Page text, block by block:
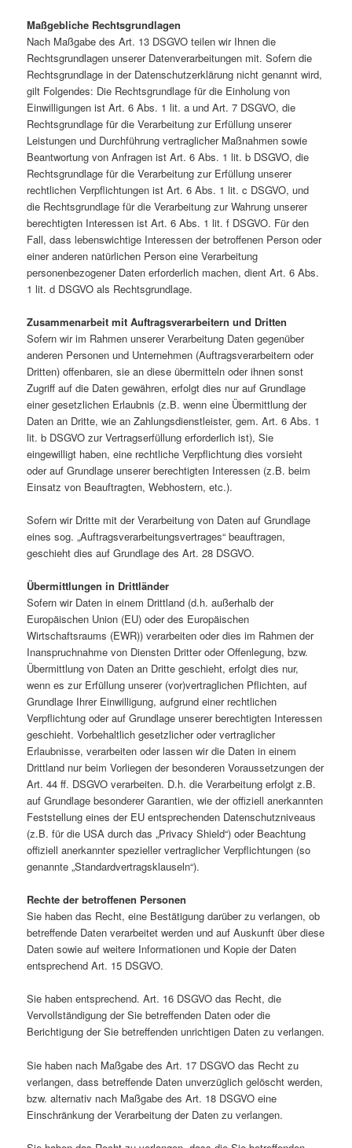
Maßgebliche Rechtsgrundlagen
Nach Maßgabe des Art. 13 DSGVO teilen wir Ihnen die
Rechtsgrundlagen unserer Datenverarbeitungen mit. Sofern die
Rechtsgrundlage in der Datenschutzerklärung nicht genannt wird,
gilt Folgendes: Die Rechtsgrundlage für die Einholung von
Einwilligungen ist Art. 6 Abs. 1 lit. a und Art. 7 DSGVO, die
Rechtsgrundlage für die Verarbeitung zur Erfüllung unserer
Leistungen und Durchführung vertraglicher Maßnahmen sowie
Beantwortung von Anfragen ist Art. 6 Abs. 1 lit. b DSGVO, die
Rechtsgrundlage für die Verarbeitung zur Erfüllung unserer
rechtlichen Verpflichtungen ist Art. 6 Abs. 1 lit. c DSGVO, und
die Rechtsgrundlage für die Verarbeitung zur Wahrung unserer
berechtigten Interessen ist Art. 6 Abs. 1 lit. f DSGVO. Für den
Fall, dass lebenswichtige Interessen der betroffenen Person oder
einer anderen natürlichen Person eine Verarbeitung
personenbezogener Daten erforderlich machen, dient Art. 6 Abs.
1 lit. d DSGVO als Rechtsgrundlage.
Zusammenarbeit mit Auftragsverarbeitern und Dritten
Sofern wir im Rahmen unserer Verarbeitung Daten gegenüber
anderen Personen und Unternehmen (Auftragsverarbeitern oder
Dritten) offenbaren, sie an diese übermitteln oder ihnen sonst
Zugriff auf die Daten gewähren, erfolgt dies nur auf Grundlage
einer gesetzlichen Erlaubnis (z.B. wenn eine Übermittlung der
Daten an Dritte, wie an Zahlungsdienstleister, gem. Art. 6 Abs. 1
lit. b DSGVO zur Vertragserfüllung erforderlich ist), Sie
eingewilligt haben, eine rechtliche Verpflichtung dies vorsieht
oder auf Grundlage unserer berechtigten Interessen (z.B. beim
Einsatz von Beauftragten, Webhostern, etc.).
Sofern wir Dritte mit der Verarbeitung von Daten auf Grundlage
eines sog. „Auftragsverarbeitungsvertrages“ beauftragen,
geschieht dies auf Grundlage des Art. 28 DSGVO.
Übermittlungen in Drittländer
Sofern wir Daten in einem Drittland (d.h. außerhalb der
Europäischen Union (EU) oder des Europäischen
Wirtschaftsraums (EWR)) verarbeiten oder dies im Rahmen der
Inanspruchnahme von Diensten Dritter oder Offenlegung, bzw.
Übermittlung von Daten an Dritte geschieht, erfolgt dies nur,
wenn es zur Erfüllung unserer (vor)vertraglichen Pflichten, auf
Grundlage Ihrer Einwilligung, aufgrund einer rechtlichen
Verpflichtung oder auf Grundlage unserer berechtigten Interessen
geschieht. Vorbehaltlich gesetzlicher oder vertraglicher
Erlaubnisse, verarbeiten oder lassen wir die Daten in einem
Drittland nur beim Vorliegen der besonderen Voraussetzungen der
Art. 44 ff. DSGVO verarbeiten. D.h. die Verarbeitung erfolgt z.B.
auf Grundlage besonderer Garantien, wie der offiziell anerkannten
Feststellung eines der EU entsprechenden Datenschutzniveaus
(z.B. für die USA durch das „Privacy Shield“) oder Beachtung
offiziell anerkannter spezieller vertraglicher Verpflichtungen (so
genannte „Standardvertragsklauseln“).
Rechte der betroffenen Personen
Sie haben das Recht, eine Bestätigung darüber zu verlangen, ob
betreffende Daten verarbeitet werden und auf Auskunft über diese
Daten sowie auf weitere Informationen und Kopie der Daten
entsprechend Art. 15 DSGVO.
Sie haben entsprechend. Art. 16 DSGVO das Recht, die
Vervollständigung der Sie betreffenden Daten oder die
Berichtigung der Sie betreffenden unrichtigen Daten zu verlangen.
Sie haben nach Maßgabe des Art. 17 DSGVO das Recht zu
verlangen, dass betreffende Daten unverzüglich gelöscht werden,
bzw. alternativ nach Maßgabe des Art. 18 DSGVO eine
Einschränkung der Verarbeitung der Daten zu verlangen.